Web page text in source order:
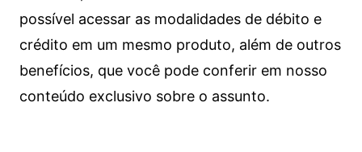
possível acessar as modalidades de débito e
crédito em um mesmo produto, além de outros
benefícios, que você pode conferir em nosso
conteúdo exclusivo sobre o assunto.